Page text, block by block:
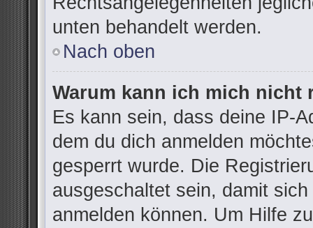
unten behandelt werden.
Nach oben
Warum kann ich mich nicht
Es kann sein, dass deine IP-
dem du dich anmelden
gesperrt wurde. Die
ausgeschaltet sein, damit
anmelden können. Um Hilfe